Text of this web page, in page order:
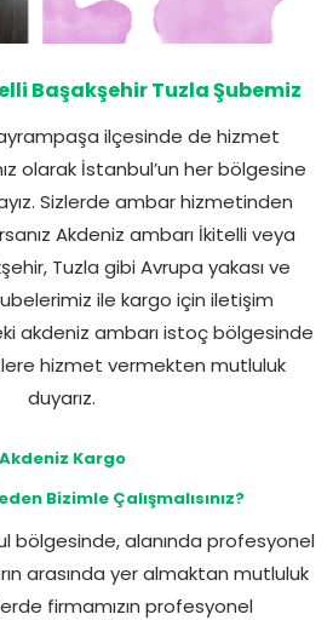
Başakşehir Tuzla Şubemiz
ilçesinde de hizmet
olarak İstanbul’un her bölgesine
Sizlerde ambar hizmetinden
Akdeniz ambarı İkitelli veya
Tuzla gibi Avrupa yakası ve
ile kargo için iletişim
akdeniz ambarı istoç bölgesinde
hizmet vermekten mutluluk
duyarız.
Akdeniz Kargo
Bizimle Çalışmalısınız?
bölgesinde, alanında profesyonel
arasında yer almaktan mutluluk
firmamızın profesyonel